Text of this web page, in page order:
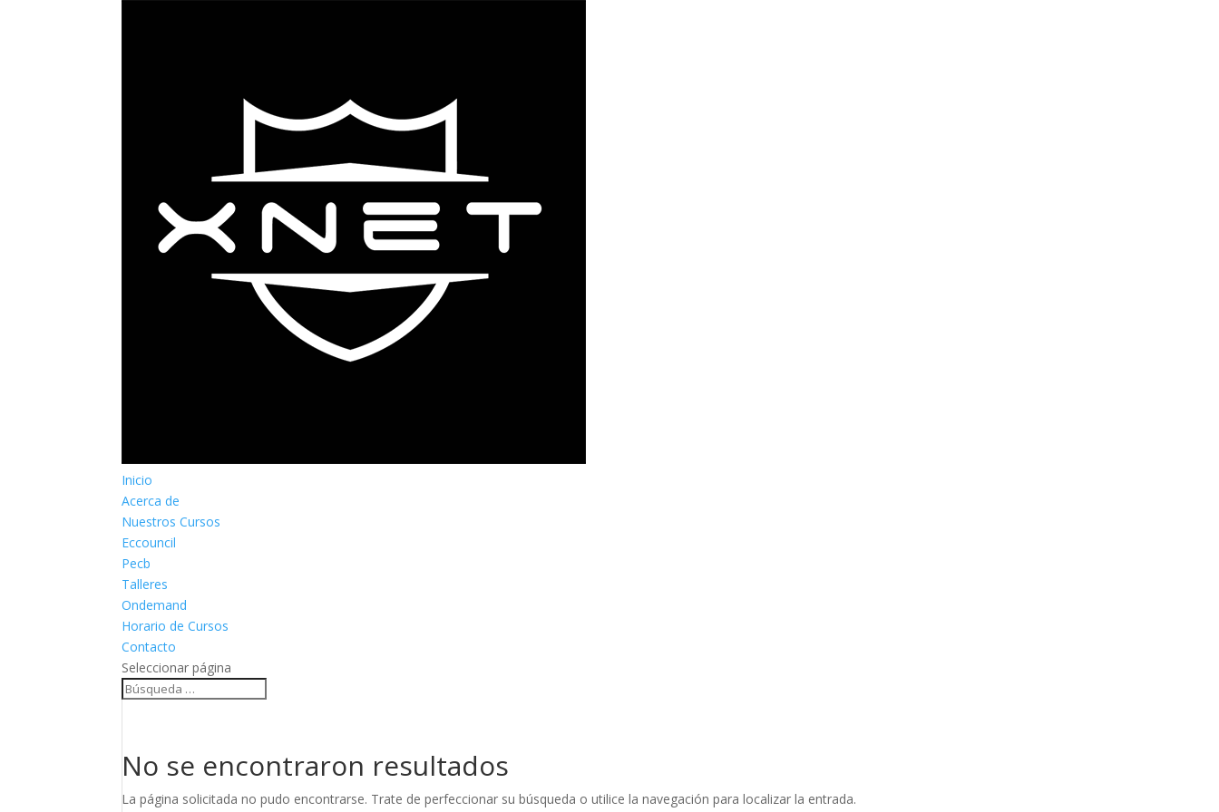
Inicio
Acerca de
Nuestros Cursos
Eccouncil
Pecb
Talleres
Ondemand
Horario de Cursos
Contacto
Seleccionar página
No se encontraron resultados
La página solicitada no pudo encontrarse. Trate de perfeccionar su búsqueda o utilice la navegación para localizar la entrada.